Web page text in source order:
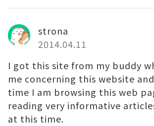
strona
2014.04.11
I got this site from my buddy
me concerning this website
time I am browsing this web
reading very informative
at this time.